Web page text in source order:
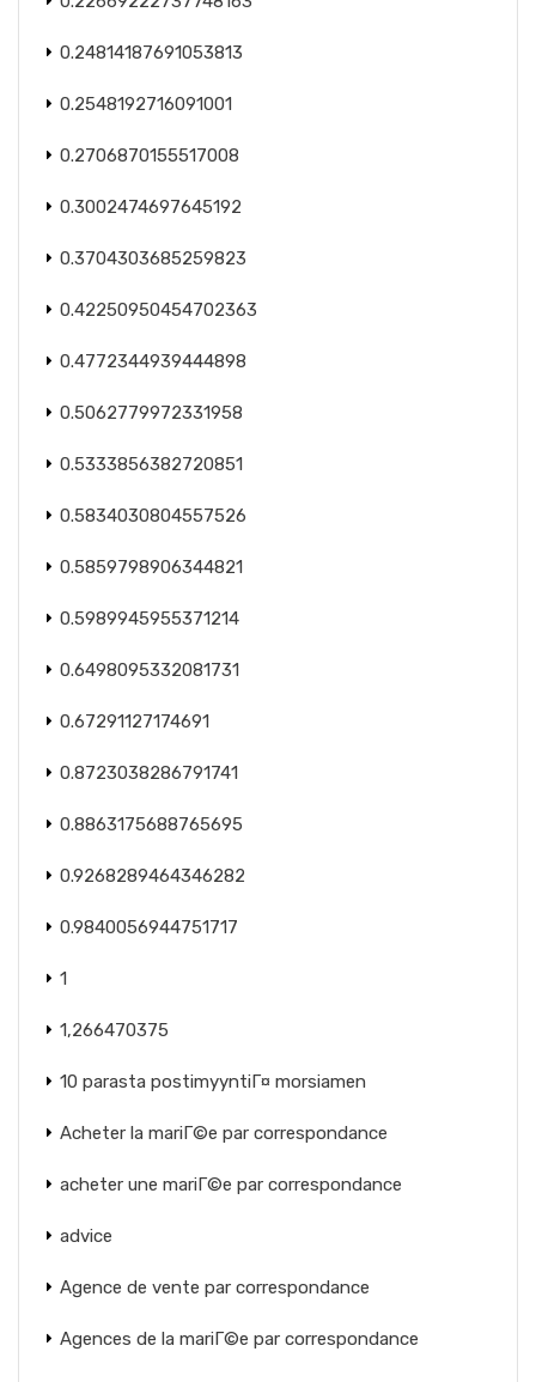
0.24814187691053813
0.2548192716091001
0.2706870155517008
0.3002474697645192
0.3704303685259823
0.42250950454702363
0.4772344939444898
0.5062779972331958
0.5333856382720851
0.5834030804557526
0.5859798906344821
0.5989945955371214
0.6498095332081731
0.67291127174691
0.8723038286791741
0.8863175688765695
0.9268289464346282
0.9840056944751717
1
1,266470375
10 parasta postimyyntiГ¤ morsiamen
Acheter la mariГ©e par correspondance
acheter une mariГ©e par correspondance
advice
Agence de vente par correspondance
Agences de la mariГ©e par correspondance